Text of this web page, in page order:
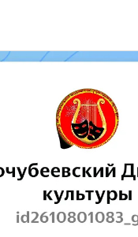
Полезные ссылки